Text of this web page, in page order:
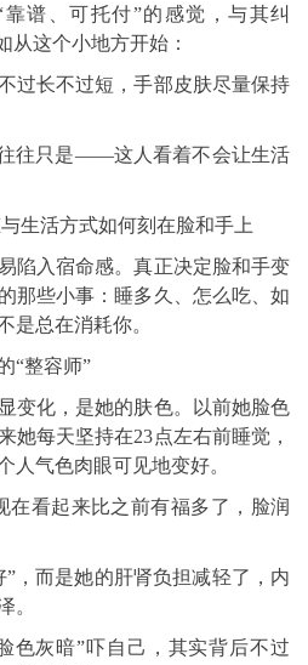
谱、可托付”的感觉，与其纠
从这个小地方开始：
过长不过短，手部皮肤尽量保持
往只是——这人看着不会让生活
生活方式如何刻在脸和手上
陷入宿命感。真正决定脸和手变
那些小事：睡多久、怎么吃、如
是总在消耗你。
“整容师”
变化，是她的肤色。以前她脸色
她每天坚持在23点左右前睡觉，
人气色肉眼可见地变好。
在看起来比之前有福多了，脸润
，而是她的肝肾负担减轻了，内
。
色灰暗”吓自己，其实背后不过